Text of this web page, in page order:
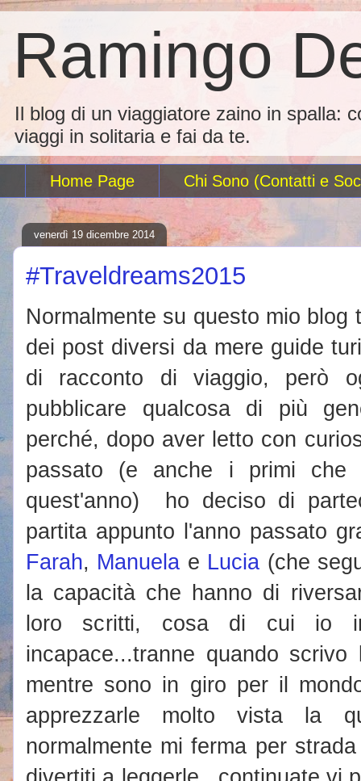
Ramingo
Il blog di un viaggiatore zaino in spalla:
viaggi in solitaria e fai da te.
Home Page Chi Sono (Contatti e
venerdì 19 dicembre 2014
#Traveldreams2015
Normalmente su questo mio blog
dei post diversi da mere guide
di racconto di viaggio, però
pubblicare qualcosa di più
perché, dopo aver letto con
passato (e anche i primi che
quest'anno) ho deciso di
partita appunto l'anno passato
Farah, Manuela e Lucia (che
la capacità che hanno di
loro scritti, cosa di cui io
incapace...tranne quando
mentre sono in giro per il
apprezzarle molto vista la
normalmente mi ferma per